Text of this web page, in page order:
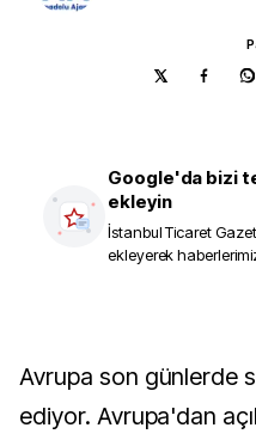
Google'da bizi
ekleyin
İstanbul Ticaret
ekleyerek
Avrupa son günlerde sıcak havayla mücadele
ediyor. Avrupa'dan